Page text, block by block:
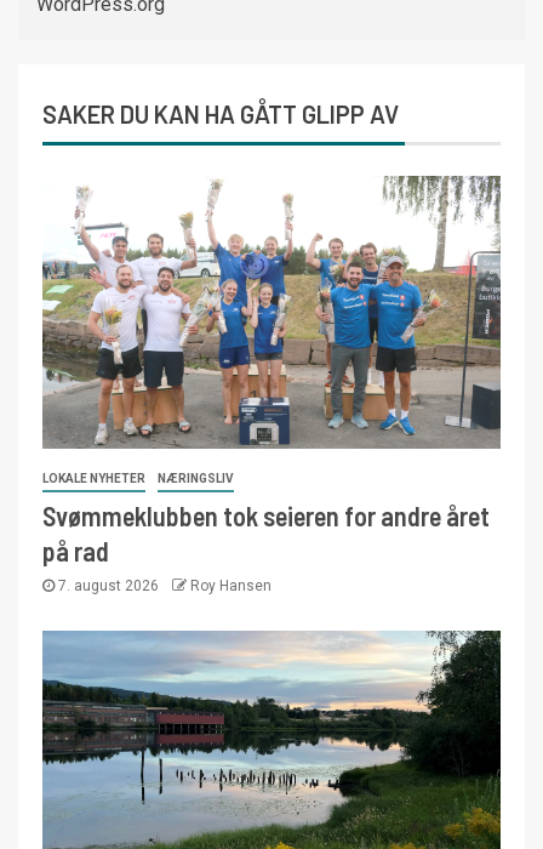
SAKER DU KAN HA GÅTT GLIPP AV
LOKALE NYHETER NÆRINGSLIV
Svømmeklubben tok seieren for andre året
på rad
7. august 2026 Roy Hansen